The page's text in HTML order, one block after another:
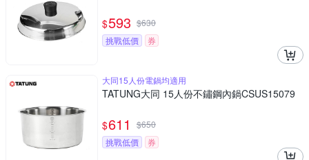
$593 $630
挑戰低價
券
大同15人份電鍋均適用
TATUNG大同 15人份不鏽鋼內鍋CSUS15079
$611 $650
挑戰低價
券